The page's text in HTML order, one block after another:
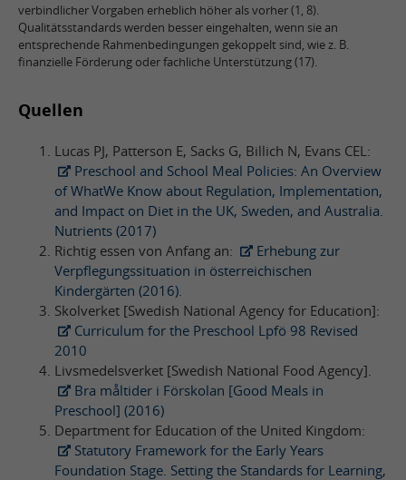
verbindlicher Vorgaben erheblich höher als vorher (1, 8).
Qualitätsstandards werden besser eingehalten, wenn sie an
entsprechende Rahmenbedingungen gekoppelt sind, wie z. B.
finanzielle Förderung oder fachliche Unterstützung (17).
Quellen
Lucas PJ, Patterson E, Sacks G, Billich N, Evans CEL:
Preschool and School Meal Policies: An Overview
of WhatWe Know about Regulation, Implementation,
and Impact on Diet in the UK, Sweden, and Australia.
Nutrients (2017)
Richtig essen von Anfang an:
Erhebung zur
Verpflegungssituation in österreichischen
Kindergärten (2016).
Skolverket [Swedish National Agency for Education]:
Curriculum for the Preschool Lpfö 98 Revised
2010
Livsmedelsverket [Swedish National Food Agency].
Bra måltider i Förskolan [Good Meals in
Preschool] (2016)
Department for Education of the United Kingdom:
Statutory Framework for the Early Years
Foundation Stage. Setting the Standards for Learning,